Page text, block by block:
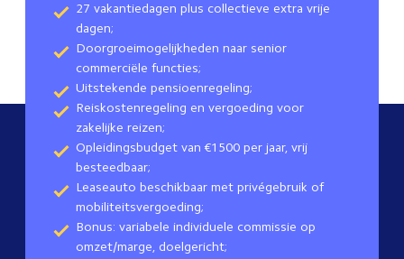
27 vakantiedagen plus collectieve extra vrije
dagen;
Doorgroeimogelijkheden naar senior
commerciële functies;
Uitstekende pensioenregeling;
Reiskostenregeling en vergoeding voor
zakelijke reizen;
Opleidingsbudget van €1500 per jaar, vrij
besteedbaar;
Leaseauto beschikbaar met privégebruik of
mobiliteitsvergoeding;
Bonus: variabele individuele commissie op
omzet/marge, doelgericht;